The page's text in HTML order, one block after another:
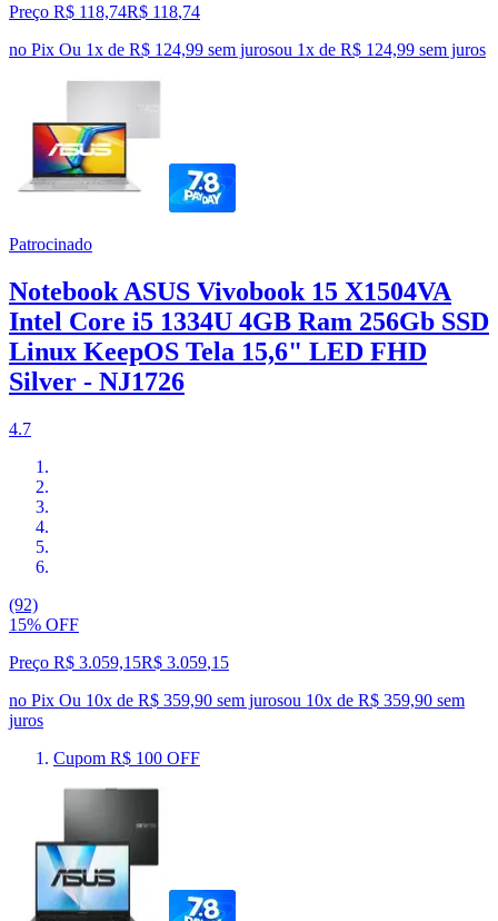
Preço R$ 118,74R$ 118,74
no Pix Ou 1x de R$ 124,99 sem jurosou 1x de R$ 124,99 sem juros
Patrocinado
Notebook ASUS Vivobook 15 X1504VA
Intel Core i5 1334U 4GB Ram 256Gb SSD
Linux KeepOS Tela 15,6" LED FHD
Silver - NJ1726
4.7
(92)
15% OFF
Preço R$ 3.059,15R$ 3.059,15
no Pix Ou 10x de R$ 359,90 sem jurosou 10x de R$ 359,90 sem
juros
Cupom R$ 100 OFF